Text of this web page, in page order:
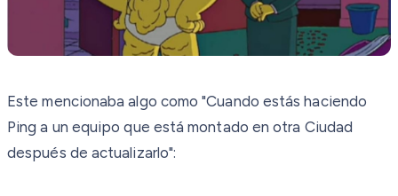
Este mencionaba algo como "Cuando estás haciendo
Ping a un equipo que está montado en otra Ciudad
después de actualizarlo":